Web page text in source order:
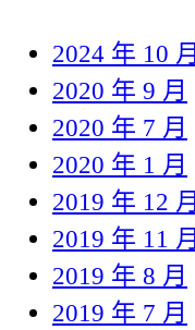
2024 年 10 月
2020 年 9 月
2020 年 7 月
2020 年 1 月
2019 年 12 月
2019 年 11 月
2019 年 8 月
2019 年 7 月